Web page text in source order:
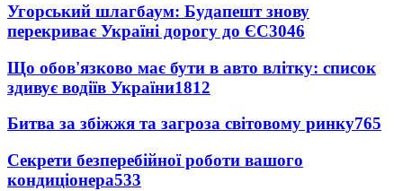
Угорський шлагбаум: Будапешт знову
перекриває Україні дорогу до ЄС3046
Що обов'язково має бути в авто влітку: список
здивує водіїв України1812
Битва за збіжжя та загроза світовому ринку765
Секрети безперебійної роботи вашого
кондиціонера533